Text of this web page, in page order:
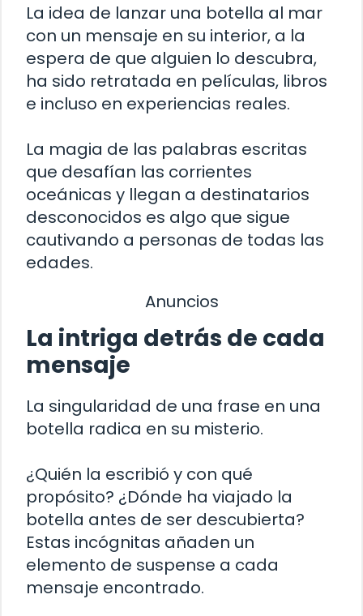
La idea de lanzar una botella al mar
con un mensaje en su interior, a la
espera de que alguien lo descubra,
ha sido retratada en películas, libros
e incluso en experiencias reales.
La magia de las palabras escritas
que desafían las corrientes
oceánicas y llegan a destinatarios
desconocidos es algo que sigue
cautivando a personas de todas las
edades.
Anuncios
La intriga detrás de cada
mensaje
La singularidad de una frase en una
botella radica en su misterio.
¿Quién la escribió y con qué
propósito? ¿Dónde ha viajado la
botella antes de ser descubierta?
Estas incógnitas añaden un
elemento de suspense a cada
mensaje encontrado.